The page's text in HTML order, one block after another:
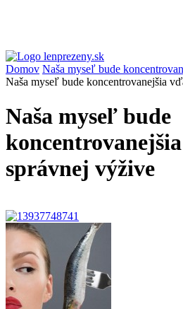
Domov Naša myseľ bude
Naša myseľ bude koncentrovanejšia
Naša myseľ bude
správnej výžive